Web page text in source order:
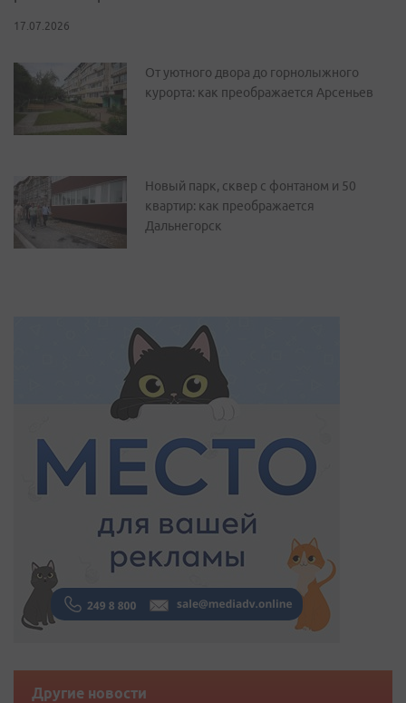
17.07.2026
От уютного двора до горнолыжного
курорта: как преображается Арсеньев
Новый парк, сквер с фонтаном и 50
квартир: как преображается
Дальнегорск
Другие новости